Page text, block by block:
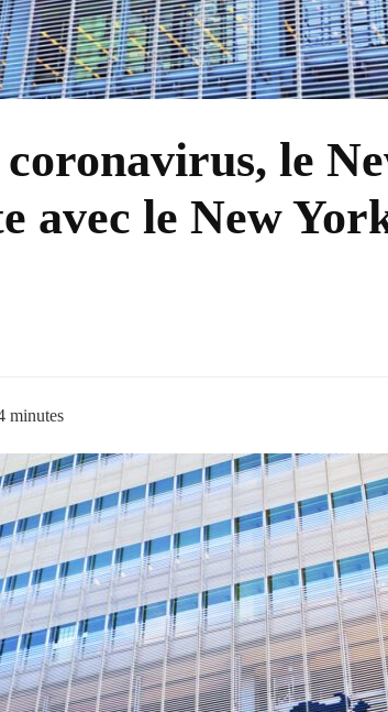
le
avec le New
minutes